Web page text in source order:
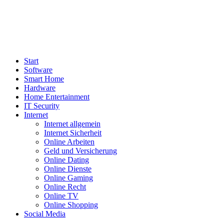
Start
Software
Smart Home
Hardware
Home Entertainment
IT Security
Internet
Internet allgemein
Internet Sicherheit
Online Arbeiten
Geld und Versicherung
Online Dating
Online Dienste
Online Gaming
Online Recht
Online TV
Online Shopping
Social Media